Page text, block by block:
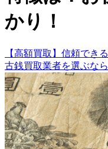
かり！
【高額買取】信頼できる
古銭買取業者を選ぶなら